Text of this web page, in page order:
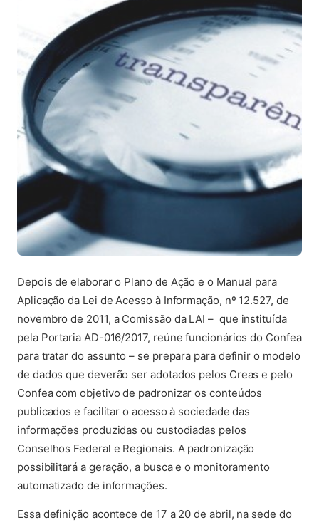
Depois de elaborar o Plano de Ação e o Manual para
Aplicação da Lei de Acesso à Informação, nº 12.527, de
novembro de 2011, a Comissão da LAI – que instituída
pela Portaria AD-016/2017, reúne funcionários do Confea
para tratar do assunto – se prepara para definir o modelo
de dados que deverão ser adotados pelos Creas e pelo
Confea com objetivo de padronizar os conteúdos
publicados e facilitar o acesso à sociedade das
informações produzidas ou custodiadas pelos
Conselhos Federal e Regionais. A padronização
possibilitará a geração, a busca e o monitoramento
automatizado de informações.
Essa definição acontece de 17 a 20 de abril, na sede do